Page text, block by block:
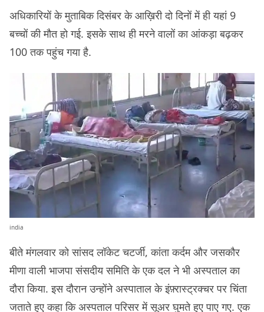
अधिकारियों के मुताबिक दिसंबर के आख़िरी दो दिनों में ही यहां 9
बच्चों की मौत हो गई. इसके साथ ही मरने वालों का आंकड़ा बढ़कर
100 तक पहुंच गया है.
india
बीते मंगलवार को सांसद लॉकेट चटर्जी, कांता कर्दम और जसकौर
मीणा वाली भाजपा संसदीय समिति के एक दल ने भी अस्पताल का
दौरा किया. इस दौरान उन्होंने अस्पाताल के इंफ़्रास्ट्रक्चर पर चिंता
जताते हुए कहा कि अस्पताल परिसर में सूअर घुमते हुए पाए गए. एक